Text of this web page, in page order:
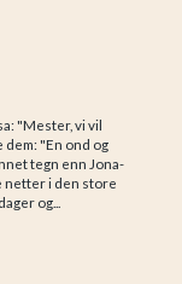
"Mester, vi vil
dem: "En ond og
tegn enn Jona-
netter i den store
og...